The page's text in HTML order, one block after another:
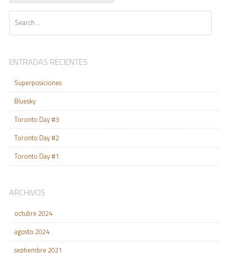
ENTRADAS RECIENTES
Superposiciones
Bluesky
Toronto Day #3
Toronto Day #2
Toronto Day #1
ARCHIVOS
octubre 2024
agosto 2024
septiembre 2021